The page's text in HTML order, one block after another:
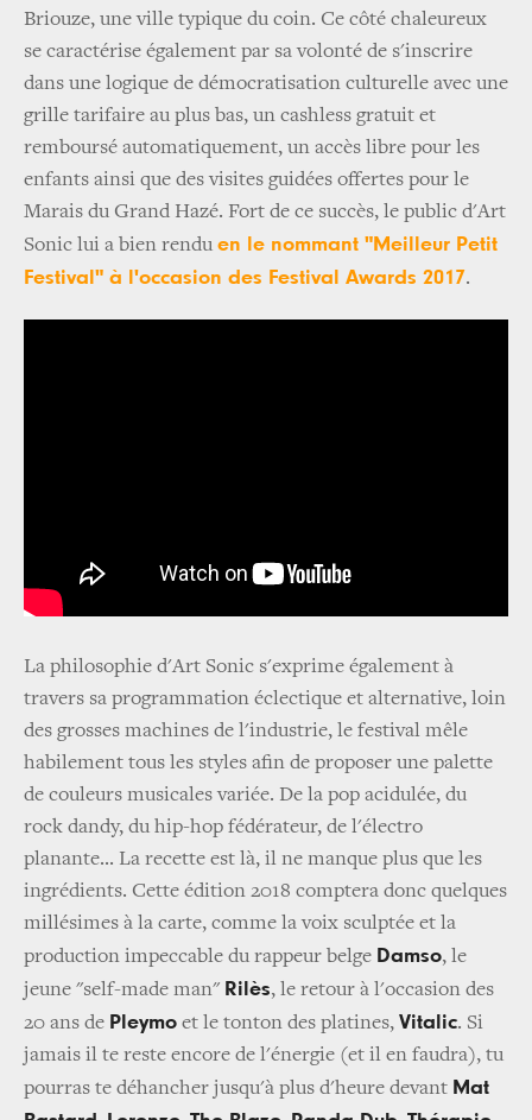
Briouze, une ville typique du coin. Ce côté chaleureux
se caractérise également par sa volonté de s'inscrire
dans une logique de démocratisation culturelle avec une
grille tarifaire au plus bas, un cashless gratuit et
remboursé automatiquement, un accès libre pour les
enfants ainsi que des visites guidées offertes pour le
Marais du Grand Hazé. Fort de ce succès, le public d'Art
Sonic lui a bien rendu en le nommant "Meilleur Petit
Festival" à l'occasion des Festival Awards 2017.
La philosophie d'Art Sonic s'exprime également à
travers sa programmation éclectique et alternative, loin
des grosses machines de l'industrie, le festival mêle
habilement tous les styles afin de proposer une palette
de couleurs musicales variée. De la pop acidulée, du
rock dandy, du hip-hop fédérateur, de l'électro
planante... La recette est là, il ne manque plus que les
ingrédients. Cette édition 2018 comptera donc quelques
millésimes à la carte, comme la voix sculptée et la
production impeccable du rappeur belge Damso, le
jeune "self-made man" Rilès, le retour à l'occasion des
20 ans de Pleymo et le tonton des platines, Vitalic. Si
jamais il te reste encore de l'énergie (et il en faudra), tu
pourras te déhancher jusqu'à plus d'heure devant Mat